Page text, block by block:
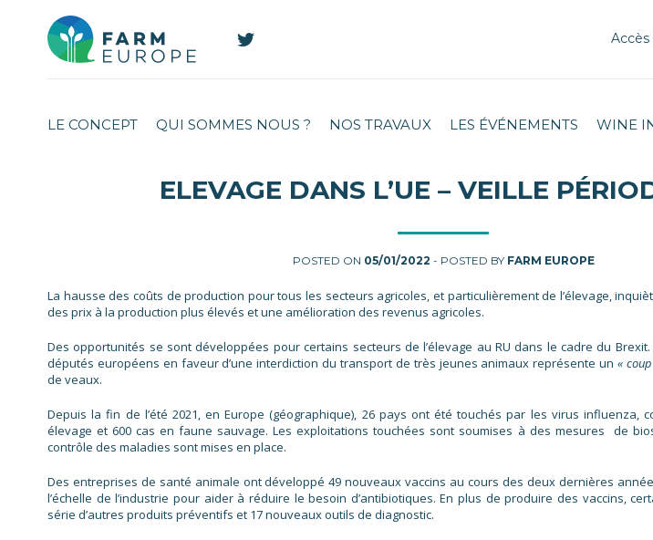
LE CONCEPT QUI SOMMES NOUS ? NOS TRAVAUX LES ÉVÉNEMENTS WINE
ELEVAGE DANS L’UE – VEILLE
POSTED ON 05/01/2022 - POSTED BY FARM EUROPE
La hausse des coûts de production pour tous les secteurs agricoles, et particulièrement de l’élevage,
des prix à la production plus élevés et une amélioration des revenus agricoles.
Des opportunités se sont développées pour certains secteurs de l’élevage au RU dans le cadre du
députés européens en faveur d’une interdiction du transport de très jeunes animaux représente un «
de veaux.
Depuis la fin de l’été 2021, en Europe (géographique), 26 pays ont été touchés par les virus influenza,
élevage et 600 cas en faune sauvage. Les exploitations touchées sont soumises à des mesures de
contrôle des maladies sont mises en place.
Des entreprises de santé animale ont développé 49 nouveaux vaccins au cours des deux dernières
l’échelle de l’industrie pour aider à réduire le besoin d’antibiotiques. En plus de produire des vaccins,
série d’autres produits préventifs et 17 nouveaux outils de diagnostic.